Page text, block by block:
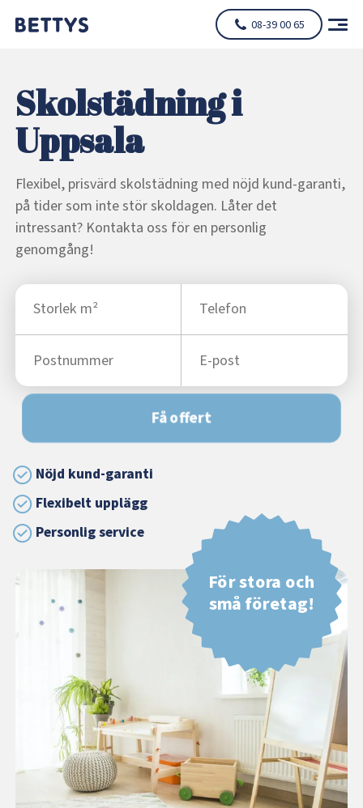
08-39 00 65
Skolstädning i
Uppsala
Flexibel, prisvärd skolstädning med nöjd kund-garanti,
på tider som inte stör skoldagen. Låter det
intressant? Kontakta oss för en personlig
genomgång!
Få offert
Nöjd kund-garanti
Flexibelt upplägg
Personlig service
För stora och
små företag!